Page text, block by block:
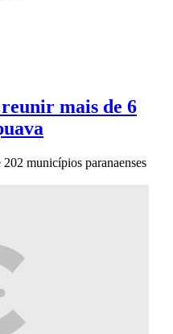
reunir mais de 6
municípios paranaenses